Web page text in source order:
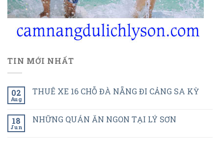
TIN MỚI NHẤT
02
Aug
THUÊ XE 16 CHỖ ĐÀ NẴNG ĐI CẢNG SA KỲ
18
Jun
NHỮNG QUÁN ĂN NGON TẠI LÝ SƠN